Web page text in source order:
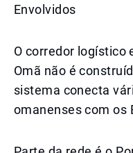
Envolvidos
O corredor logístico
Omã não é
sistema conecta
omanenses com os